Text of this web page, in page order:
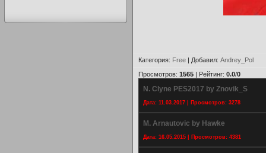
Категория: Free | Добавил: Andrey_Pol
Просмотров: 1565 | Рейтинг: 0.0/0
N. Clyne PES2017 by Znovik_S
Дата: 11.03.2017 | Просмотров: 3278
M. Arnautovic by Hawke
Дата: 16.05.2015 | Просмотров: 4381